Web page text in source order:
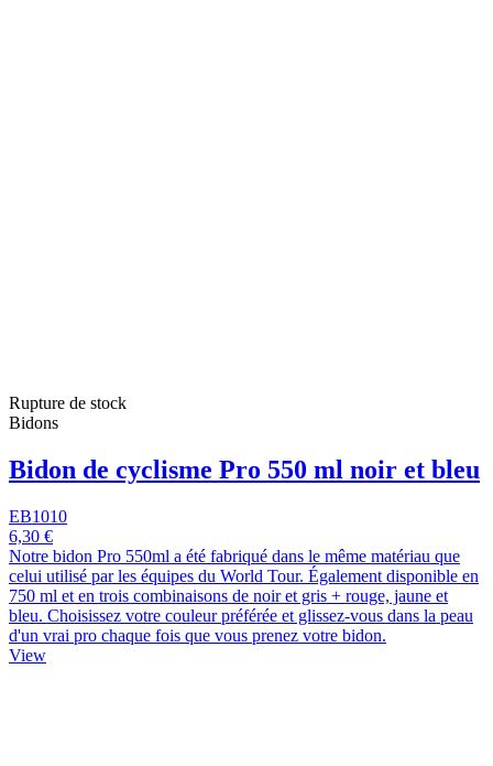
Rupture de stock
Bidons
Bidon de cyclisme Pro 550 ml noir et bleu
EB1010
6,30 €
Notre bidon Pro 550ml a été fabriqué dans le même matériau que
celui utilisé par les équipes du World Tour. Également disponible en
750 ml et en trois combinaisons de noir et gris + rouge, jaune et
bleu. Choisissez votre couleur préférée et glissez-vous dans la peau
d'un vrai pro chaque fois que vous prenez votre bidon.
View